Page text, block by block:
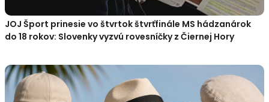
JOJ Šport prinesie vo štvrtok štvrťfinále MS hádzanárok
do 18 rokov: Slovenky vyzvú rovesníčky z Čiernej Hory